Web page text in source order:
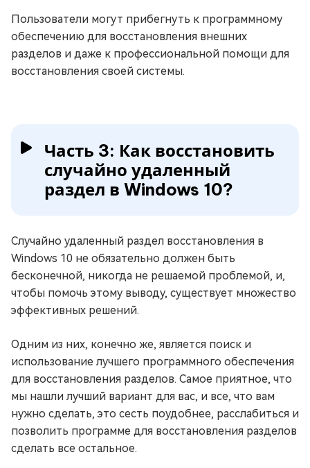
Пользователи могут прибегнуть к программному
обеспечению для восстановления внешних
разделов и даже к профессиональной помощи для
восстановления своей системы.
Часть 3: Как восстановить
случайно удаленный
раздел в Windows 10?
Случайно удаленный раздел восстановления в
Windows 10 не обязательно должен быть
бесконечной, никогда не решаемой проблемой, и,
чтобы помочь этому выводу, существует множество
эффективных решений.
Одним из них, конечно же, является поиск и
использование лучшего программного обеспечения
для восстановления разделов. Самое приятное, что
мы нашли лучший вариант для вас, и все, что вам
нужно сделать, это сесть поудобнее, расслабиться и
позволить программе для восстановления разделов
сделать все остальное.